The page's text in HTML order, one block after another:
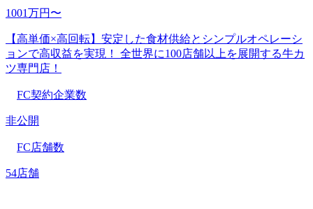
1001万円〜
【高単価×高回転】安定した食材供給とシンプルオペレーシ
ョンで高収益を実現！ 全世界に100店舗以上を展開する牛カ
ツ専門店！
FC契約企業数
非公開
FC店舗数
54店舗